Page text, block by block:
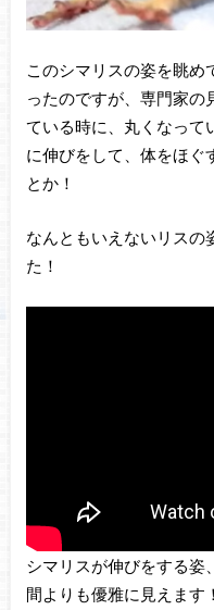
このシマリスの姿を眺め
ったのですが、専門家の
ている時に、丸くなって
に伸びをして、体をほぐ
とか！
なんともいえないリスの
た！
シマリスが伸びをする姿
間よりも優雅に見えます！